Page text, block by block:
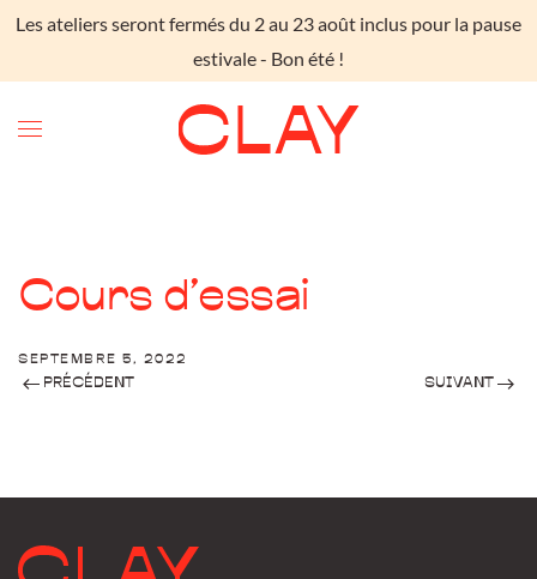
Les ateliers seront fermés du 2 au 23 août inclus pour la pause
estivale - Bon été !
Skip to main content
Cours d’essai
SEPTEMBRE 5, 2022
PRÉCÉDENT SUIVANT